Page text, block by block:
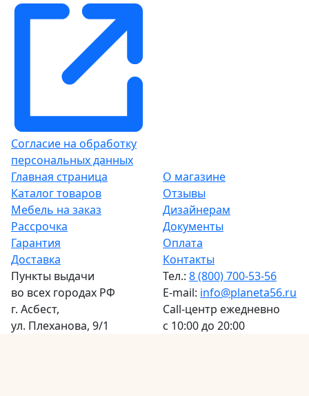
Согласие на обработку
персональных данных
Главная страница
Каталог товаров
Мебель на заказ
Рассрочка
Гарантия
О магазине
Отзывы
Дизайнерам
Документы
Оплата
Доставка
Пункты выдачи
во всех городах РФ
г. Асбест,
ул. Плеханова, 9/1
Контакты
Тел.: 8 (800) 700-53-56
E-mail: info@planeta56.ru
Call-центр ежедневно
с 10:00 до 20:00